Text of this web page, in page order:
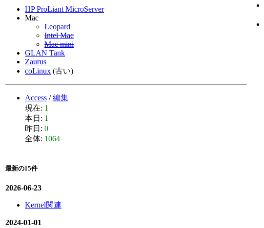
HP ProLiant MicroServer
Mac
Leopard
Intel Mac
Mac mini
GLAN Tank
Zaurus
coLinux (古い)
Access /編集
現在: 1
本日: 1
昨日: 0
全体: 1064
最新の15件
2026-06-23
Kernel関連
2024-01-01